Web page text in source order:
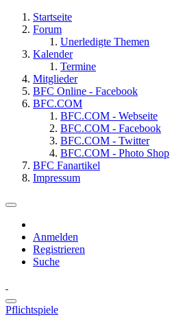
Startseite
Forum
Unerledigte Themen
Kalender
Termine
Mitglieder
BFC Online - Facebook
BFC.COM
BFC.COM - Webseite
BFC.COM - Facebook
BFC.COM - Twitter
BFC.COM - Photo Shop
BFC Fanartikel
Impressum
Anmelden
Registrieren
Suche
Pflichtspiele